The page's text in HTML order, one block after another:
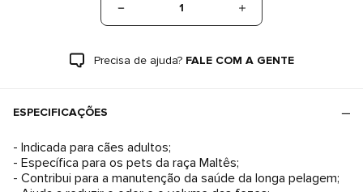
1
Precisa de ajuda? FALE COM A GENTE
ESPECIFICAÇÕES
- Indicada para cães adultos;
- Específica para os pets da raça Maltês;
- Contribui para a manutenção da saúde da longa pelagem;